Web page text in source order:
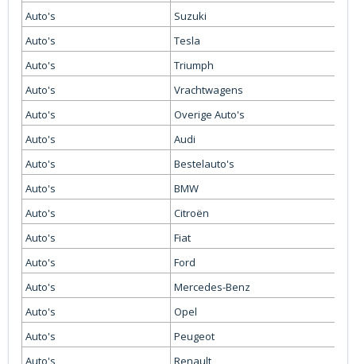
Auto's
Suzuki
Auto's
Tesla
Auto's
Triumph
Auto's
Vrachtwagens
Auto's
Overige Auto's
Auto's
Audi
Auto's
Bestelauto's
Auto's
BMW
Auto's
Citroën
Auto's
Fiat
Auto's
Ford
Auto's
Mercedes-Benz
Auto's
Opel
Auto's
Peugeot
Auto's
Renault